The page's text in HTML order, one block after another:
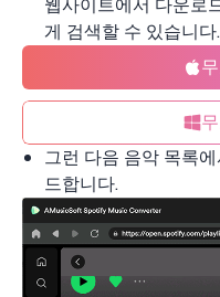
웹사이트에서 다운로
게 검색할 수 있습니다.
그런 다음 음악 목록
드합니다.